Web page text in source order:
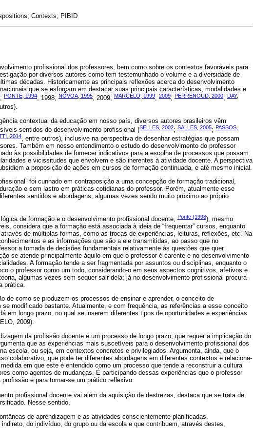
Contexts; PIBID
profissional dos professores, bem como sobre os contextos favoráveis para
por diversos autores como tem testemunhado o volume e a diversidade de
décadas. Historicamente as principais reflexões acerca do desenvolvimento
que se esforçam em destacar suas principais características, modalidades e
; PONTE, 1994 , 1998; NÓVOA, 1995 , 2009; MARCELO, 1999 2009; PERRENOUD, 2000; DAY,
contextual da educação em nosso país, diversos autores brasileiros vêm
sentidos do desenvolvimento profissional (SELLES, 2002; SALLES, 2005; PASSOS,
2014, entre outros), inclusive na perspectiva de desenhar estratégias que possam
Também em nosso entendimento o estudo do desenvolvimento do professor
às possibilidades de fornecer indicativos para a escolha de processos que possam
e vicissitudes que envolvem e são inerentes à atividade docente. A perspectiva
a proposição de ações em cursos de formação continuada, e até mesmo inicial.
foi cunhado em contraposição a uma concepção de formação tradicional,
e sem lastro em práticas cotidianas do professor. Porém, atualmente esse
sentidos e abordagens, algumas vezes sendo muito próximo ao próprio
de formação e o desenvolvimento profissional docente, Ponte (1998), mesmo
considera que a formação está associada à ideia de “frequentar” cursos, enquanto
de múltiplas formas, como as trocas de experiências, leituras, reflexões, etc. Na
e as informações que são a ele transmitidas, ao passo que no
a tomada de decisões fundamentais relativamente às questões que quer
se atende principalmente àquilo em que o professor é carente e no desenvolvimento
A formação tende a ser fragmentada por assuntos ou disciplinas, enquanto o
o professor como um todo, considerando-o em seus aspectos cognitivos, afetivos e
algumas vezes sem sequer sair dela; já no desenvolvimento profissional procura-
prática.
de como se produzem os processos de ensinar e aprender, o conceito de
modificado bastante. Atualmente, e com frequência, as referências a esse conceito
em longo prazo, no qual se inserem diferentes tipos de oportunidades e experiências
2009).
da profissão docente é um processo de longo prazo, que requer a implicação do
que as experiências mais suscetíveis para o desenvolvimento profissional dos
escola, ou seja, em contextos concretos e privilegiados. Argumenta, ainda, que o
colaborativo, que pode ter diferentes abordagens em diferentes contextos e relaciona-
em que este é entendido como um processo que tende a reconstruir a cultura
como agentes de mudanças. É participando dessas experiências que o professor
e para tornar-se um prático reflexivo.
profissional docente vai além da aquisição de destrezas, destaca que se trata de
Nesse sentido,
de aprendizagem e as atividades conscientemente planificadas,
do indivíduo, do grupo ou da escola e que contribuem, através destes,